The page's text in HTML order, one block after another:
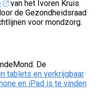
van het Ivoren Kruis
de Gezondheidsraad
voor mondzorg.
De
tablets en verkrijgbaar
en iPad is te vinden